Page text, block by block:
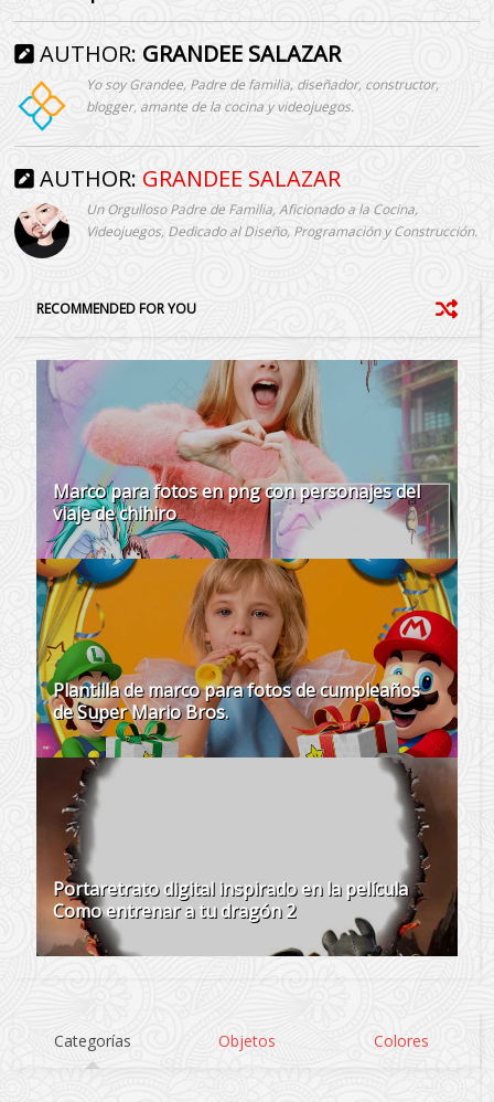
AUTHOR: GRANDEE SALAZAR
Yo soy Grandee, Padre de familia, diseñador, constructor,
blogger, amante de la cocina y videojuegos.
AUTHOR: GRANDEE SALAZAR
Un Orgulloso Padre de Familia, Aficionado a la Cocina,
Videojuegos, Dedicado al Diseño, Programación y Construcción.
RECOMMENDED FOR YOU
Marco para fotos en png con personajes del
viaje de chihiro
Plantilla de marco para fotos de cumpleaños
de Super Mario Bros.
Portaretrato digital inspirado en la película
Como entrenar a tu dragón 2
Categorías Objetos Colores